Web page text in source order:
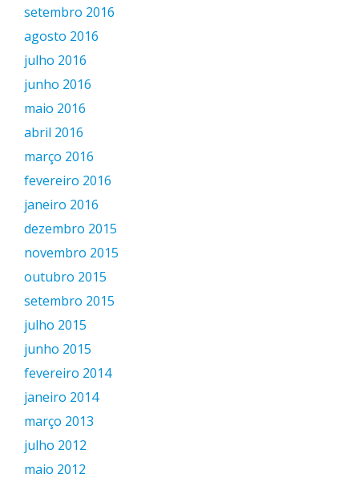
setembro 2016
agosto 2016
julho 2016
junho 2016
maio 2016
abril 2016
março 2016
fevereiro 2016
janeiro 2016
dezembro 2015
novembro 2015
outubro 2015
setembro 2015
julho 2015
junho 2015
fevereiro 2014
janeiro 2014
março 2013
julho 2012
maio 2012